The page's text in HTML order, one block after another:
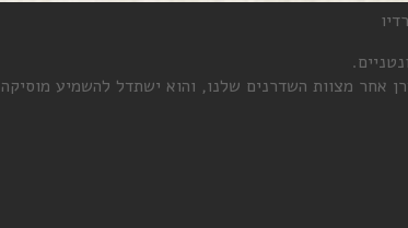
אחר מצוות השדרנים שלנו, והוא ישתדל להשמיע